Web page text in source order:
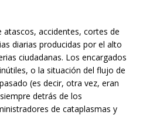
accidentes, cortes de
diarias producidas por el alto
ciudadanas. Los encargados
o la situación del flujo de
(es decir, otra vez, eran
detrás de los
de cataplasmas y